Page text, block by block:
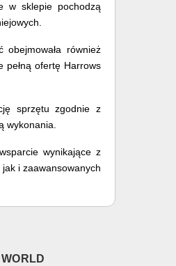
w sklepie pochodzą
również
pełną ofertę Harrows
sprzętu zgodnie z
wykonania.
wynikające z
i zaawansowanych